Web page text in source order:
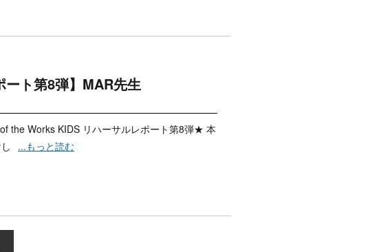
ト第8弾】MAR先生
the Works KIDS リハーサルレポート第8弾★ 本
...もっと読む